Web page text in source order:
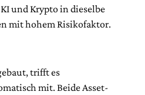
und Krypto in dieselbe
mit hohem Risikofaktor.
trifft es
mit. Beide Asset-